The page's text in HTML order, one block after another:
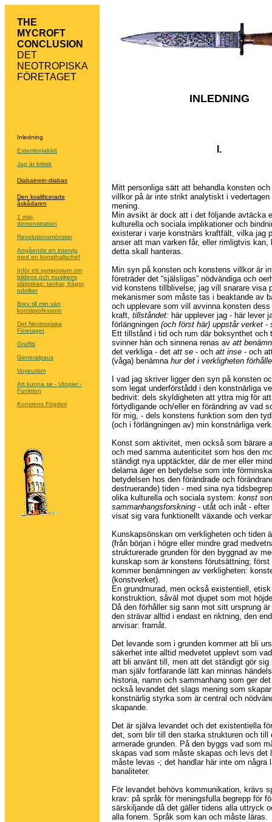
THE
MYCROFT
CONCLUSION
DET
NEOTROPISKA
FÖRETAGET
Inledning
Exterritorialrätt
Jag är kritisk
Diabainein-diabas
Den kvalificerade
åskådaren
1 maj-
demonstration
Revolutionsmönster
Angående en intervju
med en konsthallschef
Inför ett symposium om
bildens och musikens
släktskap: tankar, frågor,
rubriker
Brev till min vän
konstprofessorn
Det Neotropiska
Företaget
Graffiti
Generalpaus
Voyeurism
Att kunna se - Utopier -
Funktion
Konstens Fögderi
INLEDNING
I.
Mitt personliga sätt att behandla konsten
villkor på är inte strikt analytiskt i vedertagen
mening.
Min avsikt är dock att i det följande avtäcka
kulturella och sociala implikationer och
existerar i varje konstnärs kraftfält, vilka jag
anser att man varken får, eller rimligtvis kan,
detta skall hanteras.
Min syn på konsten och konstens villkor är
företräder det “själsligas” nödvändiga och
vid konstens tillblivelse; jag vill snarare visa
mekanismer som måste tas i beaktande av
och upplevare som vill avvinna konsten dess
kraft, tillståndet: här upplever jag - här lever
förlängningen (och först här) uppstår verket -
Ett tillstånd i tid och rum där boksynthet och
svinner hän och sinnena renas av att
det verkliga - det att se - och att inse - och
(våga) benämna hur det i verkligheten
I vad jag skriver ligger den syn på konsten
som legat underförstådd i den konstnärliga
bedrivit: dels skyldigheten att yttra mig för
förtydligande och/eller en förändring av vad
för mig, - dels konstens funktion som den
(och i förlängningen av) min konstnärliga
Konst som aktivitet, men också som bärare
och med samma autenticitet som hos den
ständigt nya upptäckter, där de mer eller
delarna äger en betydelse som inte
betydelsen hos den förändrade och
destruerande) tiden - med sina nya
olika kulturella och sociala system: konst
sammanhangsforskning - utåt och inåt - efter
visat sig vara funktionellt växande och
Kunskapsönskan om verkligheten och tiden
(från början i högre eller mindre grad
strukturerade grunden för den byggnad av
kunskap som är konstens förutsättning; först
kommer benämningen av verkligheten:
(konstverket).
En grundmurad, men också existentiell,
konstruktion, såväl mot djupet som mot
Då den förhåller sig sann mot sitt ursprung
den strävar alltid i endast en riktning, den
anvisar: framåt.
Det levande som i grunden kommer att bli
säkerhet inte alltid medvetet upplevt som
att bli använt till, men att det ständigt gör sig
man själv fortfarande lätt kan minnas
historia, namn och sammanhang som ger
också levandet det slags mening som
konstnärlig styrka som är central och
skapande.
Det är själva levandet och det existentiella
det, som blir till den starka strukturen och till
armerade grunden. På den byggs vad som
skapas vad som måste skapas och levs det
måste levas -; det handlar här inte om några
banaliteter.
För levandet behövs kommunikation, krävs
krav: på språk för meningsfulla begrepp för
särskiljande då det gäller tidens alla uttryck
alla fonem. Språk som kan och måste läras.